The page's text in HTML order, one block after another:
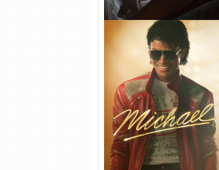
Michael Torrent (2026) WEB-
DL 1080p/4K Dual Áudio